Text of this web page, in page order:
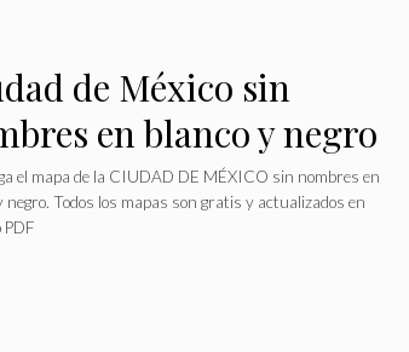
de México sin
en blanco y negro
el mapa de la CIUDAD DE MÉXICO sin nombres en
negro. Todos los mapas son gratis y actualizados en